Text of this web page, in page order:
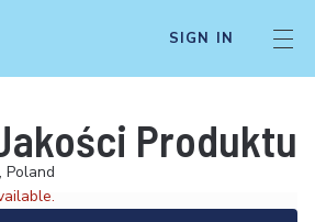
SIGN IN
Poland